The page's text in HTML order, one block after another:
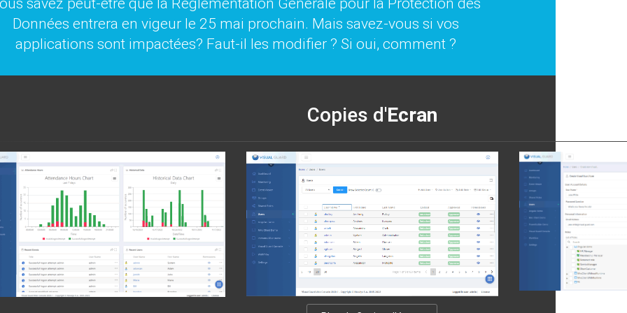
savez peut-être que la Réglementation Générale pour la Protection des
Données entrera en vigeur le 25 mai prochain. Mais savez-vous si vos
applications sont impactées? Faut-il les modifier ? Si oui, comment ?
Copies d'Ecran